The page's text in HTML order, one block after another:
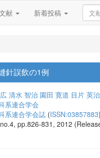
献 新着投稿
針誤飲の1例
清水 智治 園田 寛道 目片 英治
系連合学会
系連合学会誌 (ISSN:03857883)
pp.826-831, 2012